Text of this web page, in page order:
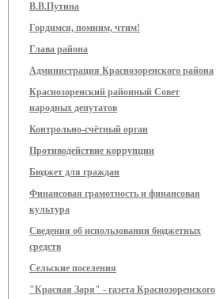
В.В.Путина
Гордимся, помним, чтим!
Глава района
Администрация Краснозоренского района
Краснозоренский районный Совет
народных депутатов
Контрольно-счётный орган
Противодействие коррупции
Бюджет для граждан
Финансовая грамотность и финансовая
культура
Сведения об использовании бюджетных
средств
Сельские поселения
"Красная Заря" - газета Краснозоренского